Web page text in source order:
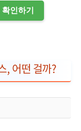
인하기
, 어떤 걸까?